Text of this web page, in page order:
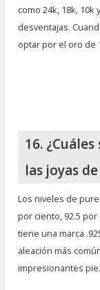
como 24k, 18k,
desventajas.
optar por el oro de
16.
las joyas
Los niveles de
por ciento, 92.5 por
tiene una marca
aleación más
impresionantes